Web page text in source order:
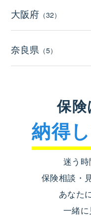
大阪府 （32）
奈良県 （5）
保険
納得
迷う
保険相談・
あなた
一緒